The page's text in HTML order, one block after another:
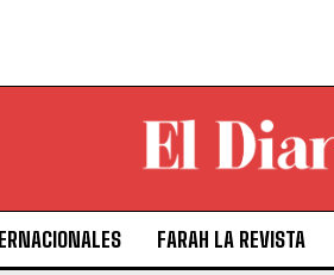
FARAH LA REVISTA